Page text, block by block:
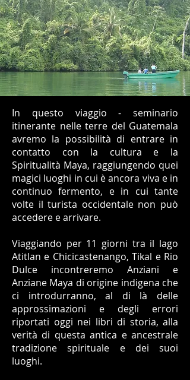
In questo viaggio - seminario
itinerante nelle terre del Guatemala
avremo la possibilità di entrare in
contatto con la cultura e la
Spiritualità Maya, raggiungendo quei
magici luoghi in cui è ancora viva e in
continuo fermento, e in cui tante
volte il turista occidentale non può
accedere e arrivare.
Viaggiando per 11 giorni tra il lago
Atitlan e Chicicastenango, Tikal e Rio
Dulce incontreremo Anziani e
Anziane Maya di origine indigena che
ci introdurranno, al di là delle
approssimazioni e degli errori
riportati oggi nei libri di storia, alla
verità di questa antica e ancestrale
tradizione spirituale e dei suoi
luoghi.